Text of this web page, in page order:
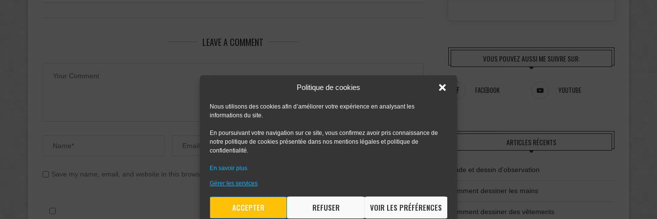
Politique de cookies
Nous utilisons des cookies afin d’améliorer votre expérience en analysant les
informations du site.
En poursuivant votre navigation sur ce site, vous confirmez avoir pris connaissance de
notre politique de cookies présentée dans nos mentions légales et politique de
confidentialité.
En savoir plus
Gérer les services
ACCEPTER REFUSER VOIR LES PRÉFÉRENCES
LEAVE A COMMENT
Save my name, email, and website in this browser for the next time I comment.
VOUS POUVEZ AUSSI ME SUIVRE SUR:
FACEBOOK YOUTUBE
ARTICLES RÉCENTS
Étude et dessin d’observation
Comment dessiner les mains
Comment dessiner des vêtements